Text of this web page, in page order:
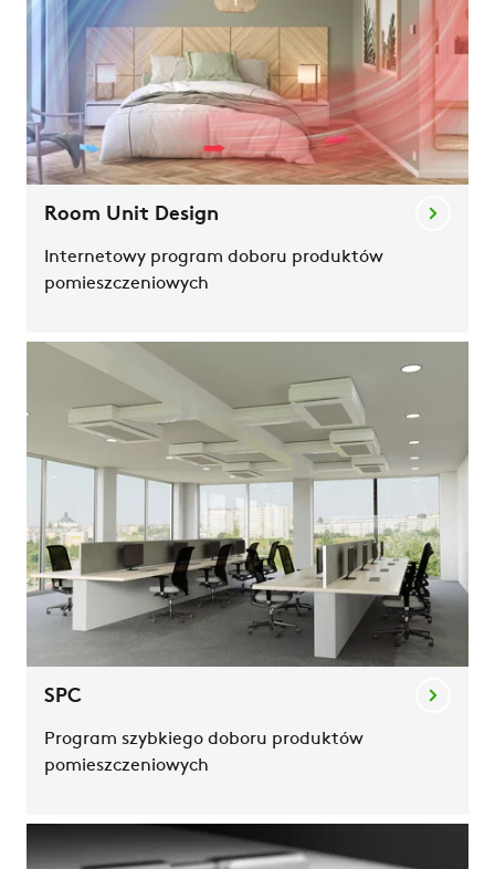
Room Unit Design
Internetowy program doboru produktów
pomieszczeniowych
SPC
Program szybkiego doboru produktów
pomieszczeniowych